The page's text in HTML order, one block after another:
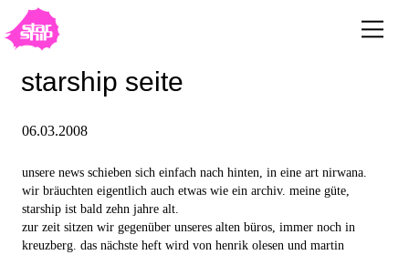
starship seite
06.03.2008
unsere news schieben sich einfach nach hinten, in eine art nirwana.
wir bräuchten eigentlich auch etwas wie ein archiv. meine güte,
starship ist bald zehn jahre alt.
zur zeit sitzen wir gegenüber unseres alten büros, immer noch in
kreuzberg. das nächste heft wird von henrik olesen und martin